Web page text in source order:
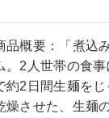
品概要：「煮込
。2人世帯の食
約2日間生麺を
燥させた、生麺